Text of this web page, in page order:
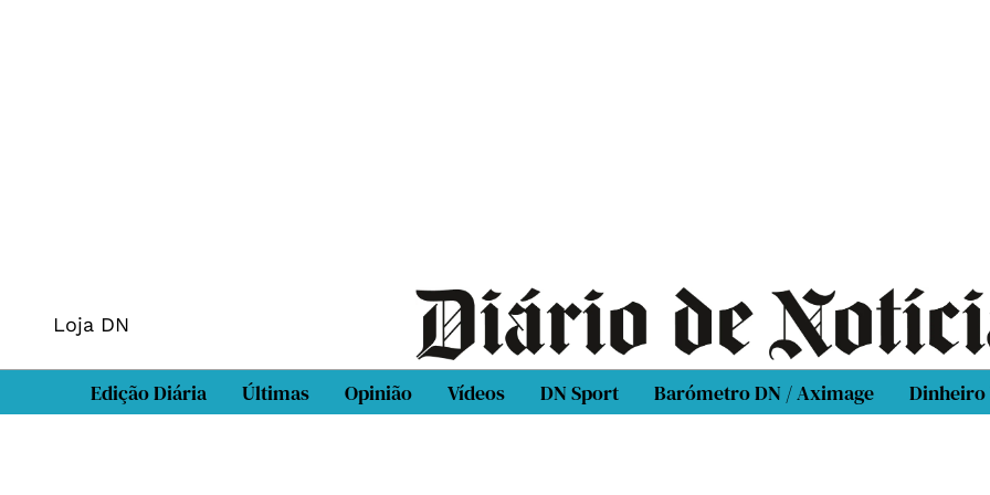
Loja DN
Edição Diária Últimas Opinião Vídeos DN Sport Barómetro DN / Aximage Dinheiro